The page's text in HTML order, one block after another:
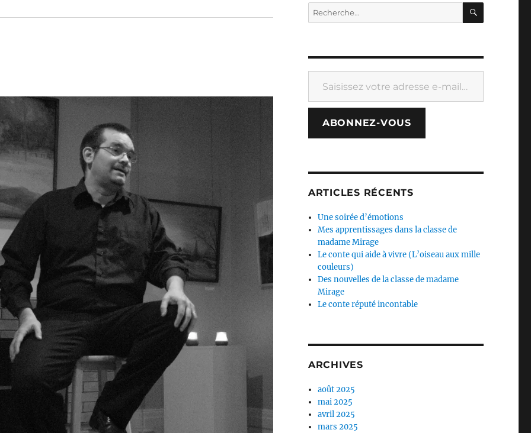
Recherche
pour :
Saisissez votre adresse e-mail…
ABONNEZ-VOUS
ARTICLES RÉCENTS
Une soirée d’émotions
Mes apprentissages dans la classe de
madame Mirage
Le conte qui aide à vivre (L’oiseau aux mille
couleurs)
Des nouvelles de la classe de madame
Mirage
Le conte réputé incontable
ARCHIVES
août 2025
mai 2025
avril 2025
mars 2025